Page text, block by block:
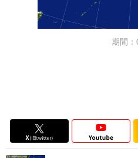
期間